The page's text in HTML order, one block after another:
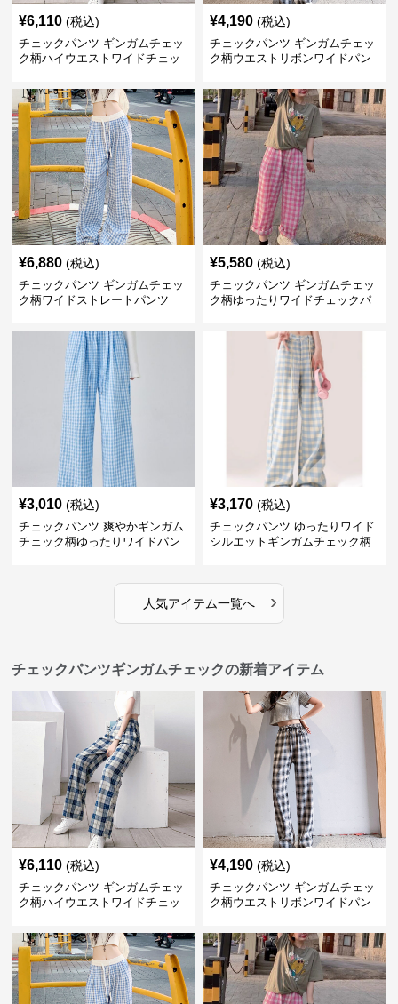
¥6,110 (税込)
チェックパンツ ギンガムチェッ
ク柄ハイウエストワイドチェッ
¥4,190 (税込)
チェックパンツ ギンガムチェッ
ク柄ウエストリボンワイドパン
¥6,880 (税込)
チェックパンツ ギンガムチェッ
ク柄ワイドストレートパンツ
¥5,580 (税込)
チェックパンツ ギンガムチェッ
ク柄ゆったりワイドチェックパ
¥3,010 (税込)
チェックパンツ 爽やかギンガム
チェック柄ゆったりワイドパン
¥3,170 (税込)
チェックパンツ ゆったりワイド
シルエットギンガムチェック柄
人気アイテム一覧へ ›
チェックパンツギンガムチェックの新着アイテム
¥6,110 (税込)
チェックパンツ ギンガムチェッ
ク柄ハイウエストワイドチェッ
¥4,190 (税込)
チェックパンツ ギンガムチェッ
ク柄ウエストリボンワイドパン